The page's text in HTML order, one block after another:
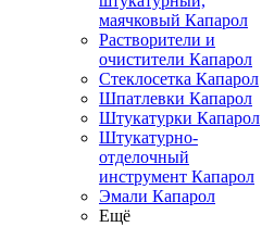
маячковый Капарол
Растворители и
очистители Капарол
Cтеклосетка Капарол
Шпатлевки Капарол
Штукатурки Капарол
Штукатурно-
отделочный
инструмент Капарол
Эмали Капарол
Ещё